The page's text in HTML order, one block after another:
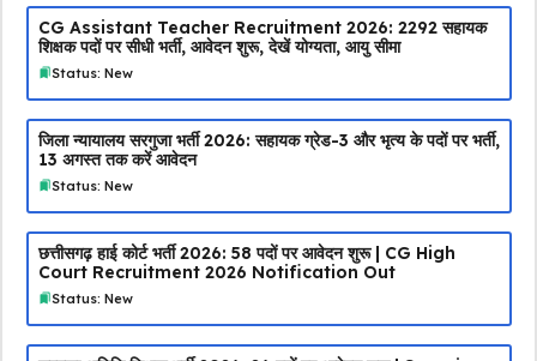
CG Assistant Teacher Recruitment 2026: 2292 सहायक
शिक्षक पदों पर सीधी भर्ती, आवेदन शुरू, देखें योग्यता, आयु सीमा
Status: New
जिला न्यायालय सरगुजा भर्ती 2026: सहायक ग्रेड-3 और भृत्य के पदों पर भर्ती,
13 अगस्त तक करें आवेदन
Status: New
छत्तीसगढ़ हाई कोर्ट भर्ती 2026: 58 पदों पर आवेदन शुरू | CG High
Court Recruitment 2026 Notification Out
Status: New